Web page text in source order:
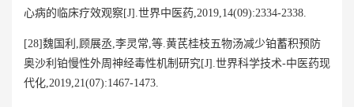
心病的临床疗效观察[J].世界中医药,2019,14(09):2334-2338.
[28]魏国利,顾展丞,李灵常,等.黄芪桂枝五物汤减少铂蓄积预防
奥沙利铂慢性外周神经毒性机制研究[J].世界科学技术-中医药现
代化,2019,21(07):1467-1473.